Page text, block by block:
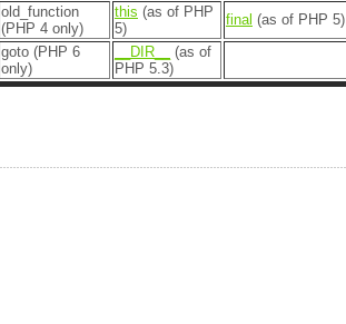
old_function
(PHP 4 only)
this (as of PHP
5)
final (as of PHP 5)
goto (PHP 6
only)
__DIR__
(as of
PHP 5.3)